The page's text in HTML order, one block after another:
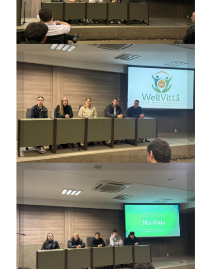
Apresentação dos trabalhos
dos três grupos ocorreu no
Auditório da Unimed
Apresentação dos trabalhos
dos três grupos ocorreu no
Auditório da Unimed